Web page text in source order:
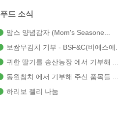
푸드 소식
맘스 양념감자 (Mom's Seasone...
보쌈무김치 기부 - BSF&C(비에스에...
귀한 딸기를 송산농장 에서 기부해 ...
동원참치 에서 기부해 주신 품목들 ...
하리보 젤리 나눔